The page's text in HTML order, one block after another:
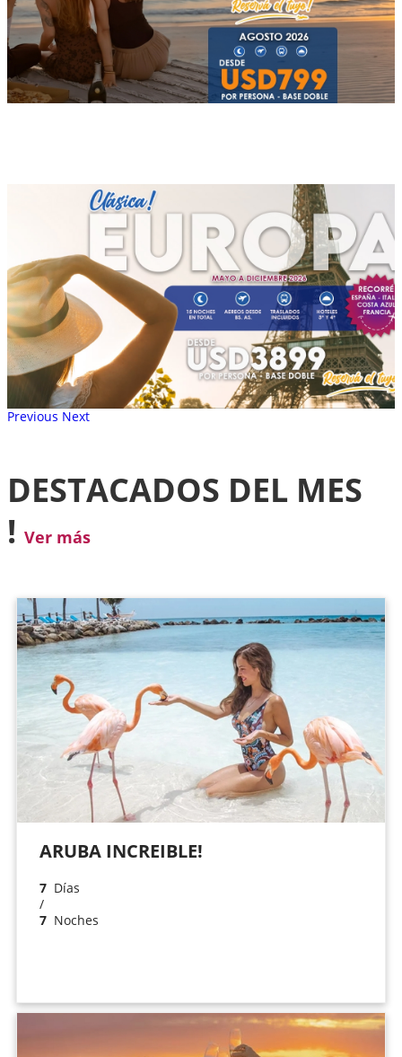
Previous Next
DESTACADOS DEL MES
! Ver más
ARUBA INCREIBLE!
7 Días
/
7 Noches